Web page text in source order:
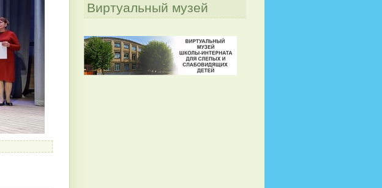
Виртуальный музей